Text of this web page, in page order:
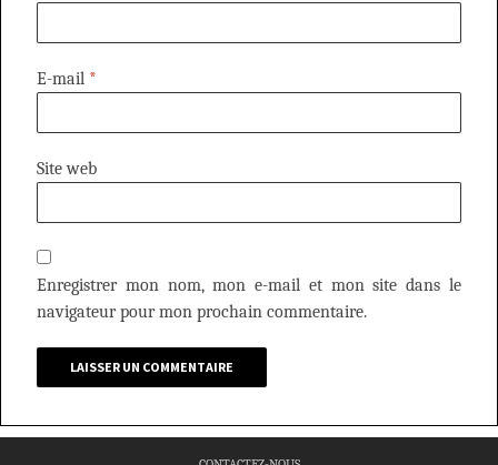
E-mail *
Site web
Enregistrer mon nom, mon e-mail et mon site dans le
navigateur pour mon prochain commentaire.